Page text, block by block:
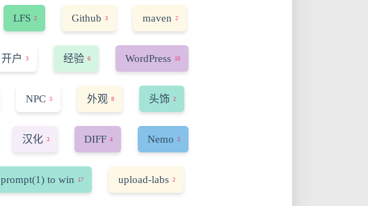
LFS 2 Github 3 maven 2
开户 3 经验 6 WordPress 10
NPC 3 外观 8 头饰 2
汉化 3 DIFF 4 Nemo 2
prompt(1) to win 17 upload-labs 2